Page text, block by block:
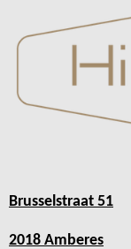
Brusselstraat 51
2018 Amberes